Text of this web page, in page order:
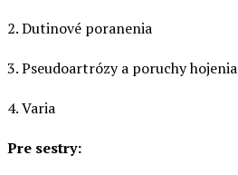
2. Dutinové poranenia
3. Pseudoartrózy a poruchy hojenia
4. Varia
Pre sestry: